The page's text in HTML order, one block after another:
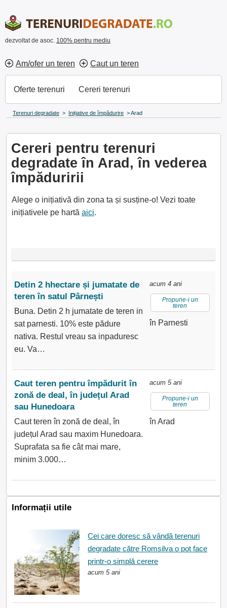
dezvoltat de asoc. 100% pentru mediu
Am/ofer un teren Caut un teren
Oferte terenuri Cereri terenuri
Terenuri degradate > Inițiative de împădurire >Arad
Cereri pentru terenuri
degradate în Arad, în vederea
împăduririi
Alege o inițiativă din zona ta și susține-o! Vezi toate
inițiativele pe hartă aici.
Detin 2 hhectare și jumatate de
teren în satul Pârnești
Buna. Detin 2 h jumatate de teren in
sat parnesti. 10% este pădure
nativa. Restul vreau sa inpaduresc
eu. Va…
acum 4 ani
Propune-i un
teren
în Parnesti
Caut teren pentru împădurit în
zonă de deal, în județul Arad
sau Hunedoara
Caut teren în zonă de deal, în
județul Arad sau maxim Hunedoara.
Suprafata sa fie cât mai mare,
minim 3.000…
acum 5 ani
Propune-i un
teren
în Arad
Informații utile
Cei care doresc să vândă terenuri
degradate către Romsilva o pot face
printr-o simplă cerere
acum 5 ani